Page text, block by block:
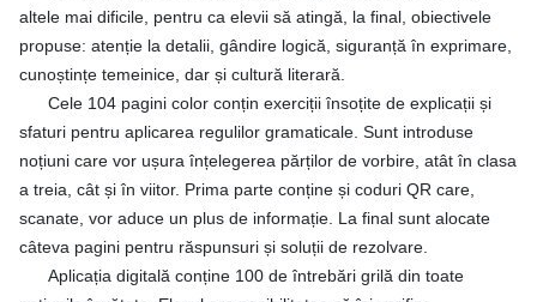
altele mai dificile, pentru ca elevii să atingă, la final, obiectivele
propuse: atenție la detalii, gândire logică, siguranță în exprimare,
cunoștințe temeinice, dar și cultură literară.
Cele 104 pagini color conțin exerciții însoțite de explicații și
sfaturi pentru aplicarea regulilor gramaticale. Sunt introduse
noțiuni care vor ușura înțelegerea părților de vorbire, atât în clasa
a treia, cât și în viitor. Prima parte conține și coduri QR care,
scanate, vor aduce un plus de informație. La final sunt alocate
câteva pagini pentru răspunsuri și soluții de rezolvare.
Aplicația digitală conține 100 de întrebări grilă din toate